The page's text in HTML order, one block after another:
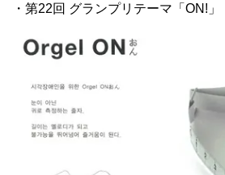
・第22回 グランプリテーマ「ON!」